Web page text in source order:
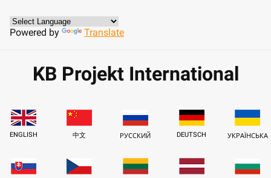
Powered by Translate
KB Projekt International
ENGLISH 中文 РУССКИЙ DEUTSCH УКРАЇНСЬКА